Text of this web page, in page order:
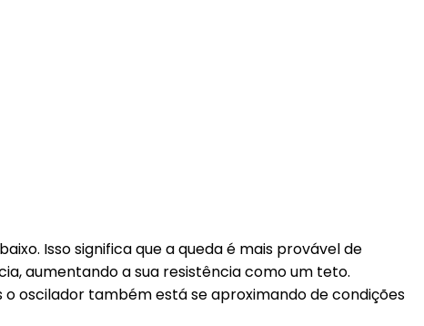
Isso significa que a queda é mais provável de
aumentando a sua resistência como um teto.
oscilador também está se aproximando de condições